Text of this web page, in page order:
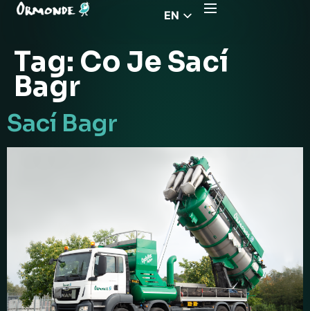
EN
PL
EL
Tag: Co Je Sací
Bagr
Sací Bagr